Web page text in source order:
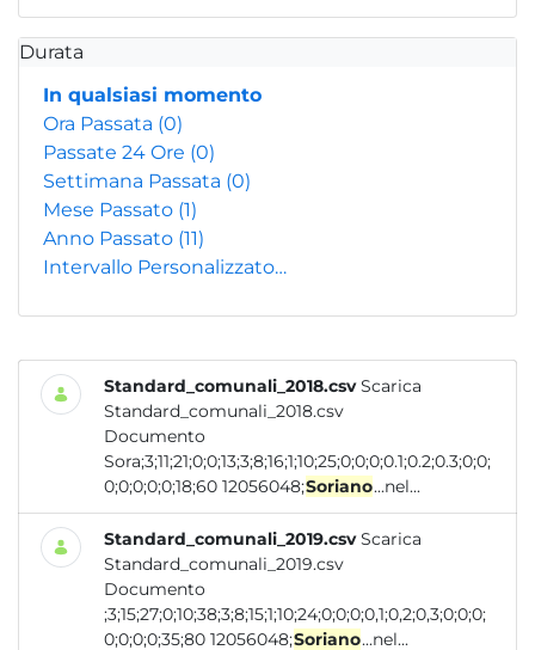
Durata
In qualsiasi momento
Ora Passata (0)
Passate 24 Ore (0)
Settimana Passata (0)
Mese Passato (1)
Anno Passato (11)
Intervallo Personalizzato…
Standard_comunali_2018.csv Scarica
Standard_comunali_2018.csv
Documento
Sora;3;11;21;0;0;13;3;8;16;1;10;25;0;0;0;0.1;0.2;0.3;0;0;
0;0;0;0;0;18;60 12056048;Soriano...nel...
Standard_comunali_2019.csv Scarica
Standard_comunali_2019.csv
Documento
;3;15;27;0;10;38;3;8;15;1;10;24;0;0;0;0,1;0,2;0,3;0;0;0;
0;0;0;0;35;80 12056048;Soriano...nel...